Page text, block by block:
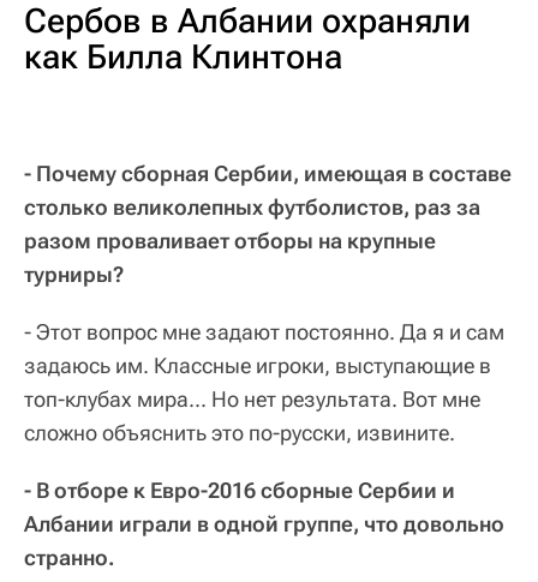
Сербов в Албании охраняли
как Билла Клинтона
- Почему сборная Сербии, имеющая в составе
столько великолепных футболистов, раз за
разом проваливает отборы на крупные
турниры?
- Этот вопрос мне задают постоянно. Да я и сам
задаюсь им. Классные игроки, выступающие в
топ-клубах мира... Но нет результата. Вот мне
сложно объяснить это по-русски, извините.
- В отборе к Евро-2016 сборные Сербии и
Албании играли в одной группе, что довольно
странно.